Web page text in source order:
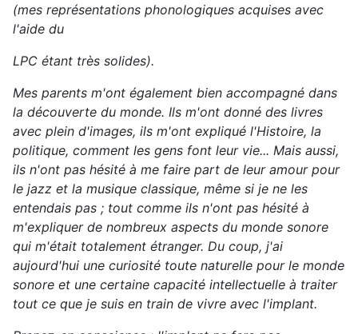
(mes représentations phonologiques acquises avec
l'aide du
LPC étant très solides).
Mes parents m'ont également bien accompagné dans
la découverte du monde. Ils m'ont donné des livres
avec plein d'images, ils m'ont expliqué l'Histoire, la
politique, comment les gens font leur vie... Mais aussi,
ils n'ont pas hésité à me faire part de leur amour pour
le jazz et la musique classique, même si je ne les
entendais pas ; tout comme ils n'ont pas hésité à
m'expliquer de nombreux aspects du monde sonore
qui m'était totalement étranger. Du coup, j'ai
aujourd'hui une curiosité toute naturelle pour le monde
sonore et une certaine capacité intellectuelle à traiter
tout ce que je suis en train de vivre avec l'implant.